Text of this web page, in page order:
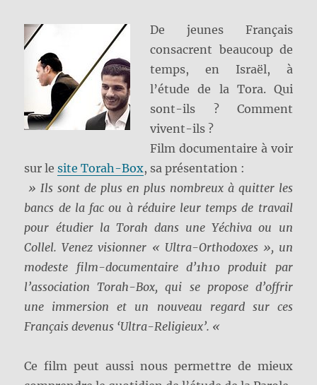
De jeunes Français
consacrent beaucoup de
temps, en Israël, à
l’étude de la Tora. Qui
sont-ils ? Comment
vivent-ils ?
Film documentaire à voir
sur lesite Torah-Box, sa présentation :
» Ils sont de plus en plus nombreux à quitter les
bancs de la fac ou à réduire leur temps de travail
pour étudier la Torah dans une Yéchiva ou un
Collel. Venez visionner « Ultra-Orthodoxes », un
modeste film-documentaire d’1h10 produit par
l’association Torah-Box, qui se propose d’offrir
une immersion et un nouveau regard sur ces
Français devenus ‘Ultra-Religieux’. «
Ce film peut aussi nous permettre de mieux